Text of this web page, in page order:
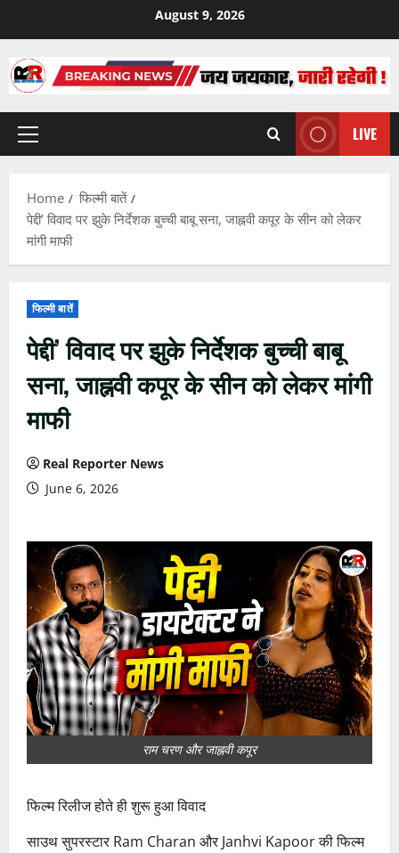
content
August 9, 2026
Primary
LIVE
Home
फिल्मी बातें
पेद्दी’ विवाद पर झुके निर्देशक बुच्ची बाबू सना, जाह्नवी कपूर के सीन को लेकर
मांगी माफी
फिल्मी बातें
पेद्दी’ विवाद पर झुके निर्देशक बुच्ची बाबू
सना, जाह्नवी कपूर के सीन को लेकर मांगी
माफी
Real Reporter News
June 6, 2026
राम चरण और जाह्नवी कपूर
फिल्म रिलीज होते ही शुरू हुआ विवाद
साउथ सुपरस्टार Ram Charan और Janhvi Kapoor की फिल्म